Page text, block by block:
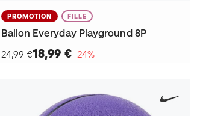
PROMOTION FILLE
Ballon Everyday Playground 8P
24,99 €18,99 €−24%